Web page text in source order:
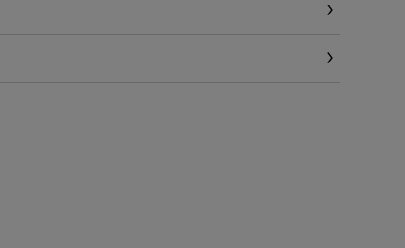
Muscs Blancs.
graines d'Ambrette réconfortantes.
et relaxant avec cette Eau de Toilette